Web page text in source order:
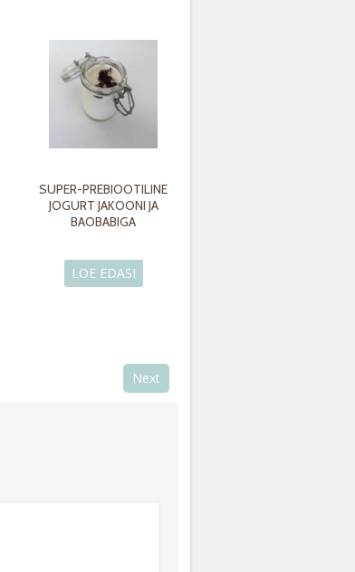
SUPER-PREBIOOTILINE
JOGURT JAKOONI JA
BAOBABIGA
LOE EDASI
Next